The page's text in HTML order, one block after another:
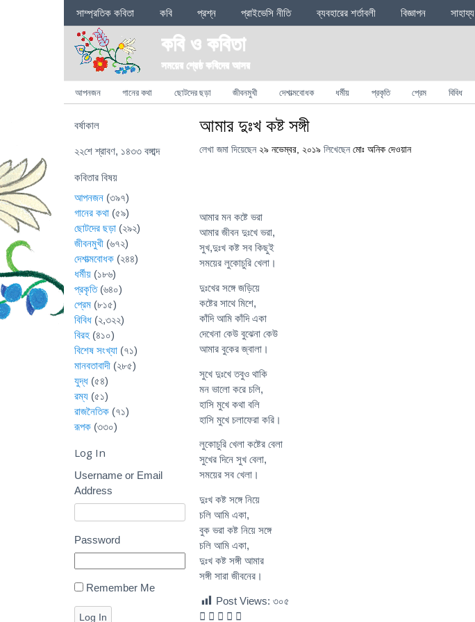
Sections
সাম্প্রতিক কবিতা কবি প্রশ্ন প্রাইভেসি নীতি ব্যবহারের শর্তাবলী বিজ্ঞাপন সাহায্য
কবি ও কবিতা
সময়ের শ্রেষ্ঠ কবিদের আসর
Categories
আপনজন গানের কথা ছোটদের ছড়া জীবনমুখী দেশাত্মবোধক ধর্মীয় প্রকৃতি প্রেম বিবিধ
আমার দুঃখ কষ্ট সঙ্গী
লেখা জমা দিয়েছেন ২৯ নভেম্বর, ২০১৯ লিখেছেন মোঃ অনিক দেওয়ান
আমার মন কষ্টে ভরা
আমার জীবন দুঃখে ভরা,
সুখ,দুঃখ কষ্ট সব কিছুই
সময়ের লুকোচুরি খেলা।
দুঃখের সঙ্গে জড়িয়ে
কষ্টের সাথে মিশে,
কাঁদি আমি কাঁদি একা
দেখেনা কেউ বুঝেনা কেউ
আমার বুকের জ্বালা।
সুখে দুঃখে তবুও থাকি
মন ভালো করে চলি,
হাসি মুখে কথা বলি
হাসি মুখে চলাফেরা করি।
লুকোচুরি খেলা কষ্টের বেলা
সুখের দিনে সুখ বেলা,
সময়ের সব খেলা।
দুঃখ কষ্ট সঙ্গে নিয়ে
চলি আমি একা,
বুক ভরা কষ্ট নিয়ে সঙ্গে
চলি আমি একা,
দুঃখ কষ্ট সঙ্গী আমার
সঙ্গী সারা জীবনের।
Post Views: ৩০৫
বর্ষাকাল
২২শে শ্রাবণ, ১৪৩৩ বঙ্গাব্দ
কবিতার বিষয়
আপনজন (৩৯৭)
গানের কথা (৫৯)
ছোটদের ছড়া (২৯২)
জীবনমুখী (৬৭২)
দেশাত্মবোধক (২৪৪)
ধর্মীয় (১৮৬)
প্রকৃতি(৬৪০)
প্রেম (৮১৫)
বিবিধ (২,৩২২)
বিরহ (৪১০)
বিশেষ সংখ্যা (৭১)
মানবতাবাদী (২৮৫)
যুদ্ধ (৫৪)
রম্য (৫১)
রাজনৈতিক (৭১)
রূপক (৩৩০)
Log In
Username or Email
Address
Password
Remember Me
Log In